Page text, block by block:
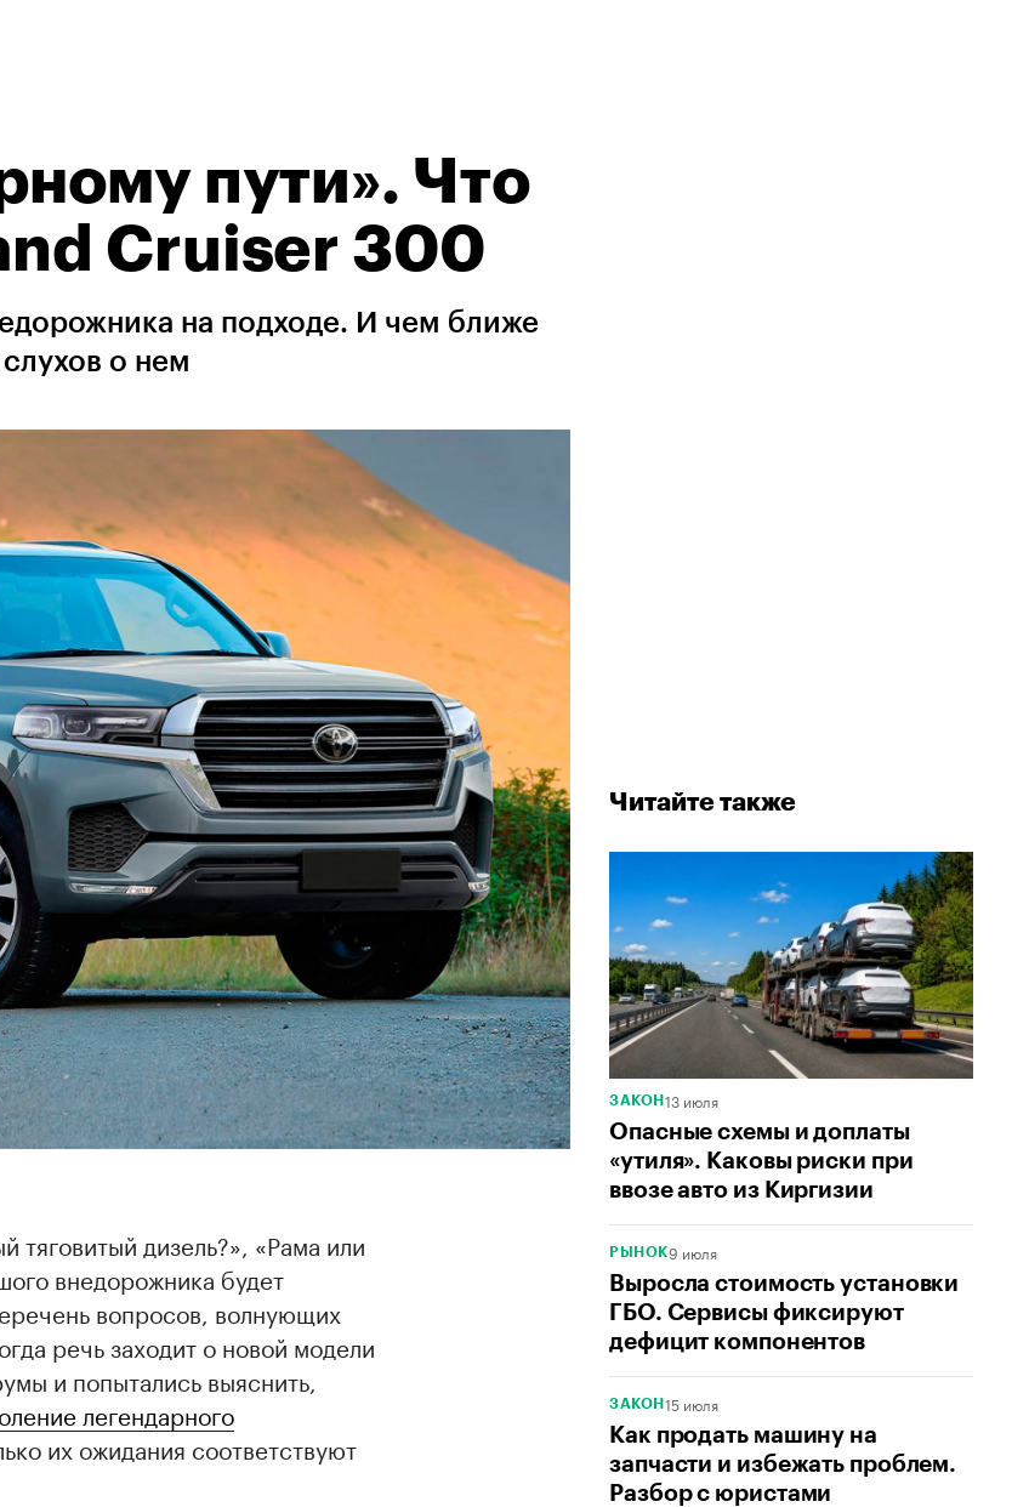
Читайте также
ЗАКОН 13 июля
Опасные схемы и доплаты
«утиля». Каковы риски при
ввозе авто из Киргизии
РЫНОК9 июля
Выросла стоимость установки
ГБО. Сервисы фиксируют
дефицит компонентов
ЗАКОН 15 июля
Как продать машину на
запчасти и избежать проблем.
Разбор с юристами
пути». Что
Cruiser 300
на подходе. И чем ближе
о нем
дизель?», «Рама или
внедорожника будет
вопросов, волнующих
речь заходит о новой модели
и попытались выяснить,
легендарного
их ожидания соответствуют